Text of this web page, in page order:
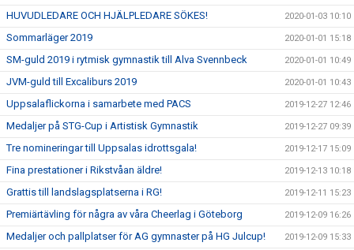
HUVUDLEDARE OCH HJÄLPLEDARE SÖKES! 2020-01-03 10:10
Sommarläger 2019 2020-01-01 15:18
SM-guld 2019 i rytmisk gymnastik till Alva Svennbeck 2020-01-01 10:49
JVM-guld till Excaliburs 2019 2020-01-01 10:43
Uppsalaflickorna i samarbete med PACS 2019-12-27 12:46
Medaljer på STG-Cup i Artistisk Gymnastik 2019-12-27 09:39
Tre nomineringar till Uppsalas idrottsgala! 2019-12-17 15:09
Fina prestationer i Rikstvåan äldre! 2019-12-13 10:18
Grattis till landslagsplatserna i RG! 2019-12-11 15:23
Premiärtävling för några av våra Cheerlag i Göteborg 2019-12-09 16:26
Medaljer och pallplatser för AG gymnaster på HG Julcup! 2019-12-09 15:33